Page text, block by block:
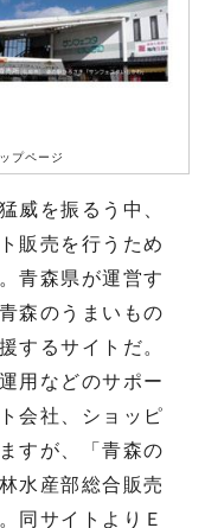
プページ
威を振るう中、
販売を行うため
青森県が運営す
森のうまいもの
するサイトだ。
用などのサポー
会社、ショッピ
すが、「青森の
水産部総合販売
同サイトよりＥ